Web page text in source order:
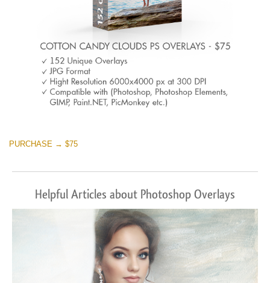
PURCHASE → $75
Helpful Articles about Photoshop Overlays